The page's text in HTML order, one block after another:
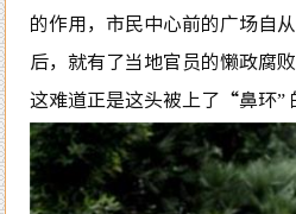
的作用，市民中心前的广场自
后，就有了当地官员的懒政腐
这难道正是这头被上了“鼻环”